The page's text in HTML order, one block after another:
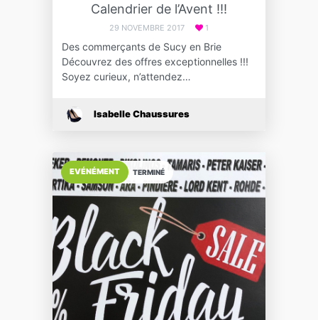
Calendrier de l’Avent !!!
29 NOVEMBRE 2017 1
Des commerçants de Sucy en Brie
Découvrez des offres exceptionnelles !!!
Soyez curieux, n’attendez…
Isabelle Chaussures
TERMINÉ
EVÉNÉMENT